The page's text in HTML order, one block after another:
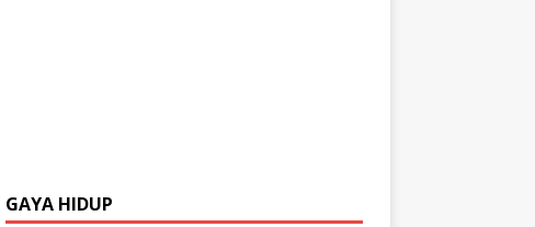
GAYA HIDUP